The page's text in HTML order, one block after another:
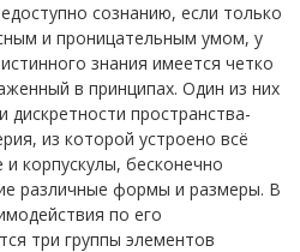
сознанию, если только
и проницательным умом, у
знания имеется четко
в принципах. Один из них
дискретности пространства-
из которой устроено всё
корпускулы, бесконечно
различные формы и размеры. В
по его
три группы элементов